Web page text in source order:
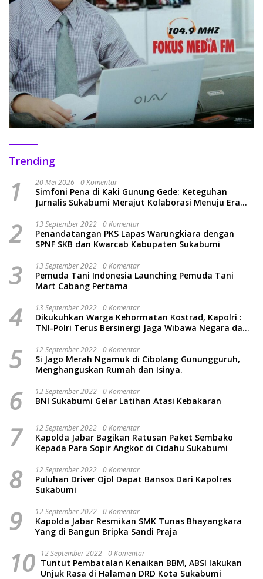
Trending
1 20 Mei 2026 0 Komentar
Simfoni Pena di Kaki Gunung Gede: Keteguhan
Jurnalis Sukabumi Merajut Kolaborasi Menuju Era
2 13 September 2022 0 Komentar
Penandatangan PKS Lapas Warungkiara dengan
SPNF SKB dan Kwarcab Kabupaten Sukabumi
3 13 September 2022 0 Komentar
Pemuda Tani Indonesia Launching Pemuda Tani
Mart Cabang Pertama
4 13 September 2022 0 Komentar
Dikukuhkan Warga Kehormatan Kostrad, Kapolri :
TNI-Polri Terus Bersinergi Jaga Wibawa Negara dan
5 12 September 2022 0 Komentar
Si Jago Merah Ngamuk di Cibolang Gunungguruh,
Menghanguskan Rumah dan Isinya.
6 12 September 2022 0 Komentar
BNI Sukabumi Gelar Latihan Atasi Kebakaran
7 12 September 2022 0 Komentar
Kapolda Jabar Bagikan Ratusan Paket Sembako
Kepada Para Sopir Angkot di Cidahu Sukabumi
8 12 September 2022 0 Komentar
Puluhan Driver Ojol Dapat Bansos Dari Kapolres
Sukabumi
9 12 September 2022 0 Komentar
Kapolda Jabar Resmikan SMK Tunas Bhayangkara
Yang di Bangun Bripka Sandi Praja
10 12 September 2022 0 Komentar
Tuntut Pembatalan Kenaikan BBM, ABSI lakukan
Unjuk Rasa di Halaman DRD Kota Sukabumi